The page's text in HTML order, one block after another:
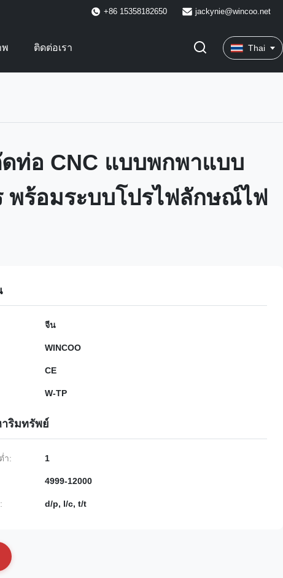
+86 15358182650 jackynie@wincoo.net
ติดต่อเรา Thai
ท่อ CNC แบบพกพาแบบ
พร้อมระบบโปรไฟลักษณ์ไฟ
จีน
WINCOO
CE
W-TP
ริมทรัพย์
ำ: 1
4999-12000
d/p, l/c, t/t